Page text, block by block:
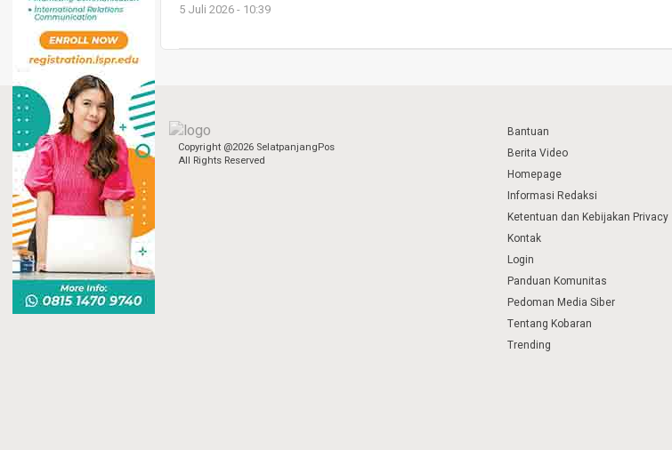
5 Juli 2026 - 10:39
Copyright @2026 SelatpanjangPos
All Rights Reserved
Bantuan
Berita Video
Homepage
Informasi Redaksi
Ketentuan dan Kebijakan Privacy
Kontak
Login
Panduan Komunitas
Pedoman Media Siber
Tentang Kobaran
Trending